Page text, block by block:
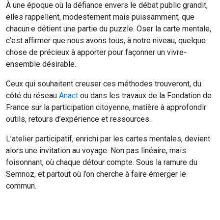
À une époque où la défiance envers le débat public grandit,
elles rappellent, modestement mais puissamment, que
chacun·e détient une partie du puzzle. Oser la carte mentale,
c’est affirmer que nous avons tous, à notre niveau, quelque
chose de précieux à apporter pour façonner un vivre-
ensemble désirable.
Ceux qui souhaitent creuser ces méthodes trouveront, du
côté du réseau Anact ou dans les travaux de la Fondation de
France sur la participation citoyenne, matière à approfondir
outils, retours d’expérience et ressources.
L’atelier participatif, enrichi par les cartes mentales, devient
alors une invitation au voyage. Non pas linéaire, mais
foisonnant, où chaque détour compte. Sous la ramure du
Semnoz, et partout où l’on cherche à faire émerger le
commun.